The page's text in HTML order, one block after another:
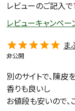
レビューのご記入で
レビューキャンペー
ま
非公開
別のサイトで、陳皮
香りも良いし
お値段も安いので、